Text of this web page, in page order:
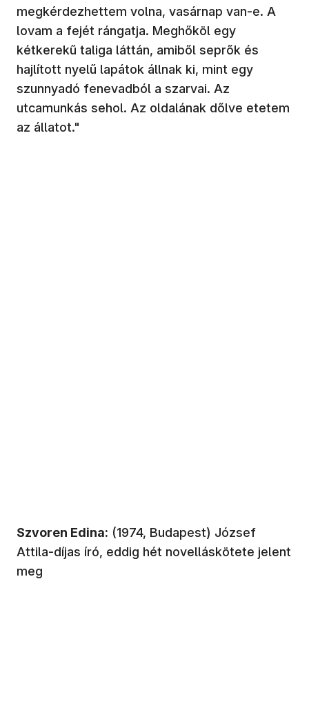
megkérdezhettem volna, vasárnap van-e. A
lovam a fejét rángatja. Meghőköl egy
kétkerekű taliga láttán, amiből seprők és
hajlított nyelű lapátok állnak ki, mint egy
szunnyadó fenevadból a szarvai. Az
utcamunkás sehol. Az oldalának dőlve etetem
az állatot."
Szvoren Edina: (1974, Budapest) József
Attila-díjas író, eddig hét novelláskötete jelent
meg